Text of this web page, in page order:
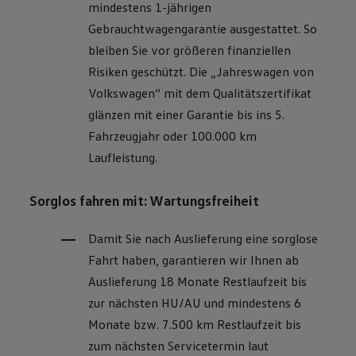
Motorenöl und Flüssigkeiten
Räder und Reifen
Pannen- und Unfallhilfe
Economy Service
Volkswagen Teile
Modellspezifisches Zubehör
Schutz und Pflege
Entertainment und Elektronik
Individualisieren
Wallbox und Ladekabel
Dienste für Ihr Modell finden
Volkswagen Apps, Login und Shop
Updates für Software, Karten und Radio
Über Ihr Auto
Vorgängermodelle
Kundeninformationen
Volkswagen Kundenbetreuung
Warn- und Kontrollleuchten
Assistenzsysteme
Digitale Betriebsanleitung
mindestens 1-jährigen
Gebrauchtwagengarantie ausgestattet. So
bleiben Sie vor größeren finanziellen
Risiken geschützt. Die „Jahreswagen von
Volkswagen“ mit dem Qualitätszertifikat
glänzen mit einer Garantie bis ins 5.
Fahrzeugjahr oder 100.000 km
Laufleistung.
Sorglos fahren mit: Wartungsfreiheit
Damit Sie nach Auslieferung eine sorglose
Fahrt haben, garantieren wir Ihnen ab
Auslieferung 18 Monate Restlaufzeit bis
zur nächsten HU/AU und mindestens 6
Monate bzw. 7.500 km Restlaufzeit bis
zum nächsten Servicetermin laut